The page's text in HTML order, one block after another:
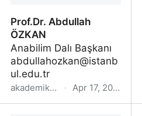
Prof.Dr. Abdullah
ÖZKAN
abdullahozkan@istanb
ul.edu.tr
akademik.yok.gov.tr · Apr 17, 2022